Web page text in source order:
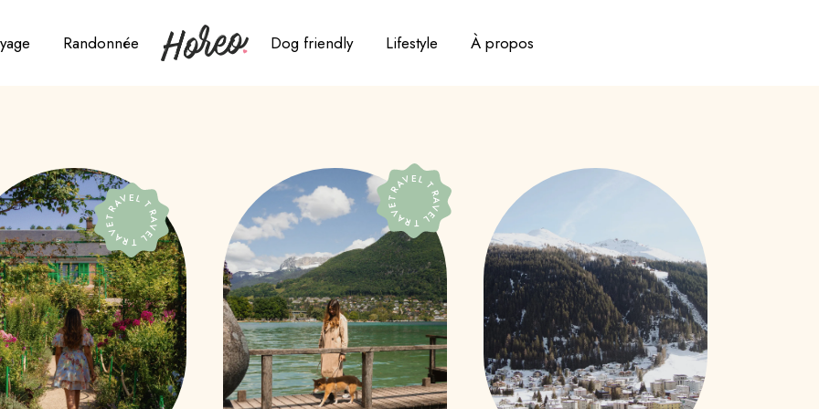
Randonnée Dog friendly Lifestyle À propos
TRAVEL TRAVEL TRAVEL TRAVEL TRAVEL TRAVEL